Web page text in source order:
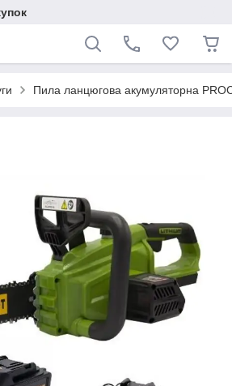
Пила ланцюгова акумуляторна